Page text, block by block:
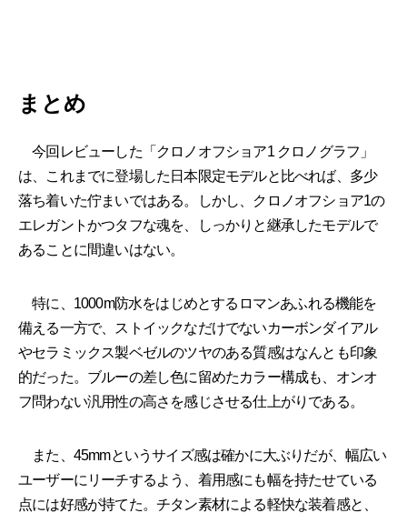
まとめ
今回レビューした「クロノオフショア1 クロノグラフ」
は、これまでに登場した日本限定モデルと比べれば、多少
落ち着いた佇まいではある。しかし、クロノオフショア1の
エレガントかつタフな魂を、しっかりと継承したモデルで
あることに間違いはない。
特に、1000m防水をはじめとするロマンあふれる機能を
備える一方で、ストイックなだけでないカーボンダイアル
やセラミックス製ベゼルのツヤのある質感はなんとも印象
的だった。ブルーの差し色に留めたカラー構成も、オンオ
フ問わない汎用性の高さを感じさせる仕上がりである。
また、45mmというサイズ感は確かに大ぶりだが、幅広い
ユーザーにリーチするよう、着用感にも幅を持たせている
点には好感が持てた。チタン素材による軽快な装着感と、